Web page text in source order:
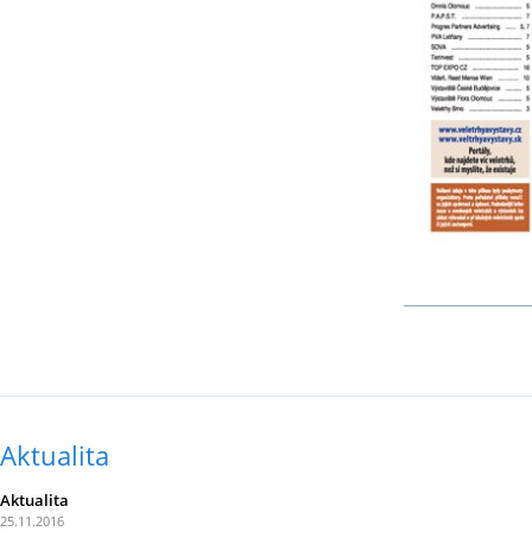
Aktualita
Aktualita
25.11.2016